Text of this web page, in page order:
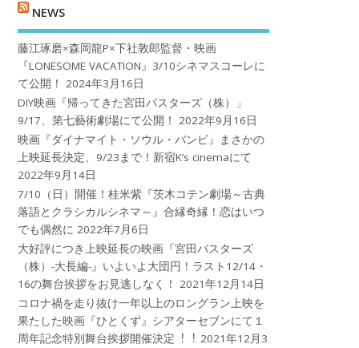
NEWS
藤江琢磨×森岡龍P×下社敦郎監督・映画
『LONESOME VACATION』3/10シネマスコーレに
て公開！
2024年3月16日
DIY映画『帰ってきた宮田バスターズ（株）」
9/17、第七藝術劇場にて公開！
2022年9月16日
映画『ダイナマイト・ソウル・バンビ』まさかの
上映延長決定、9/23まで！新宿K’s cinemaにて
2022年9月14日
7/10（日）開催！桂米紫『茨木コテン劇場～古典
落語とクラシカルシネマ～』合縁奇縁！恋はいつ
でも偶然に 2022年7月6日
大好評につき上映延長の映画『宮田バスターズ
（株）-大長編-』いよいよ大団円！ラスト12/14・
16の舞台挨拶をお見逃しなく！
2021年12月14日
コロナ禍を⾛り抜け⼀年以上のロングラン上映を
果たした映画『ひとくず』シアターセブンにて１
周年記念特別舞台挨拶開催決定︕︕ 2021年12月3